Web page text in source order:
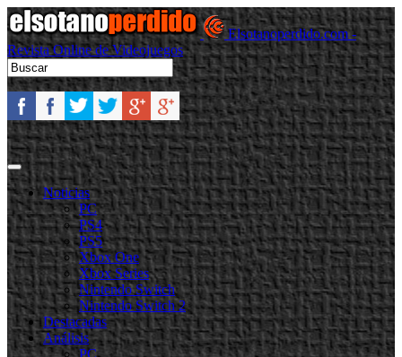
Elsotanoperdido.com -
Revista Online de Videojuegos
Noticias
PC
PS4
PS5
Xbox One
Xbox Series
Nintendo Switch
Nintendo Switch 2
Destacadas
Análisis
PC